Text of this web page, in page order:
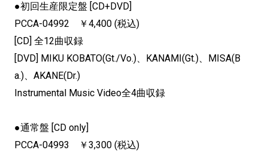
●初回生産限定盤 [CD+DVD]
PCCA-04992 ￥4,400 (税込)
[CD] 全12曲収録
[DVD] MIKU KOBATO(Gt./Vo.)、KANAMI(Gt.)、MISA(B
a.)、AKANE(Dr.)
Instrumental Music Video全4曲収録
●通常盤 [CD only]
PCCA-04993 ￥3,300 (税込)